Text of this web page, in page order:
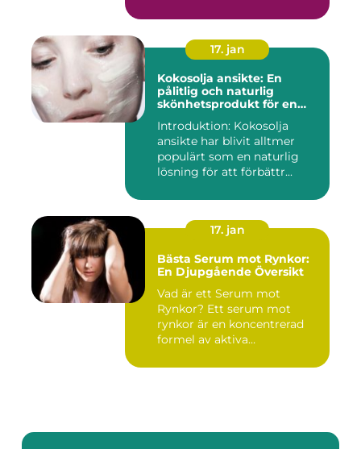
17. jan
Kokosolja ansikte: En
pålitlig och naturlig
skönhetsprodukt för en
Introduktion: Kokosolja
ansikte har blivit alltmer
populärt som en naturlig
lösning för att förbättr...
17. jan
Bästa Serum mot Rynkor:
En Djupgående Översikt
Vad är ett Serum mot
Rynkor? Ett serum mot
rynkor är en koncentrerad
formel av aktiva